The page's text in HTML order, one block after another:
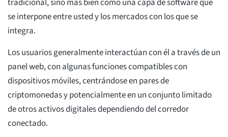
tradicional, sino más bien como una capa de software que
se interpone entre usted y los mercados con los que se
integra.
Los usuarios generalmente interactúan con él a través de un
panel web, con algunas funciones compatibles con
dispositivos móviles, centrándose en pares de
criptomonedas y potencialmente en un conjunto limitado
de otros activos digitales dependiendo del corredor
conectado.